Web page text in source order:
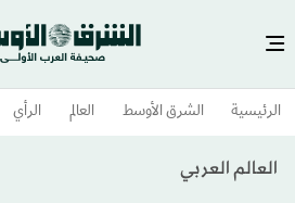
الرئيسية الشرق الأوسط​ العالم الرأي
العالم العربي